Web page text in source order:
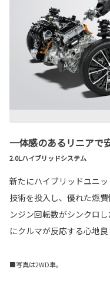
一体感のあるリニアで
2.0Lハイブリッドシステム
新たにハイブリッドユニ
技術を投入し、優れた燃
ンジン回転数がシンクロ
にクルマが反応する心地良
■写真は2WD車。